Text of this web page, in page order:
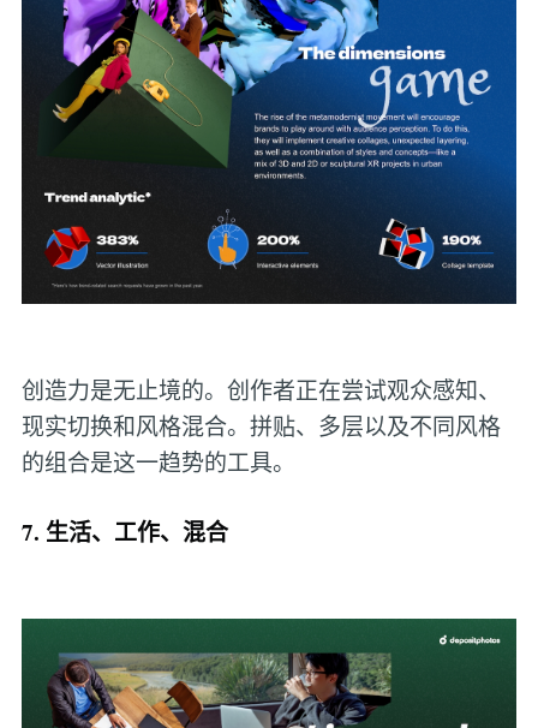
创造力是无止境的。创作者正在尝试观众感知、
现实切换和风格混合。拼贴、多层以及不同风格
的组合是这一趋势的工具。
7. 生活、工作、混合